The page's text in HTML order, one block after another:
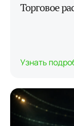
Торговое
Узнать